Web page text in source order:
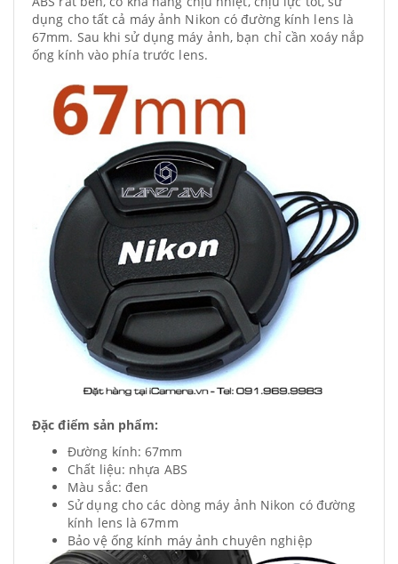
dụng cho tất cả máy ảnh Nikon có đường kính lens là
67mm. Sau khi sử dụng máy ảnh, bạn chỉ cần xoáy nắp
ống kính vào phía trước lens.
Đặc điểm sản phẩm:
Đường kính: 67mm
Chất liệu: nhựa ABS
Màu sắc: đen
Sử dụng cho các dòng máy ảnh Nikon có đường
kính lens là 67mm
Bảo vệ ống kính máy ảnh chuyên nghiệp